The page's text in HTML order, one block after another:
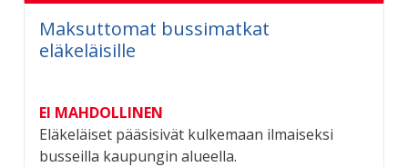
Maksuttomat bussimatkat
eläkeläisille
EI MAHDOLLINEN
Eläkeläiset pääsisivät kulkemaan ilmaiseksi
busseilla kaupungin alueella.